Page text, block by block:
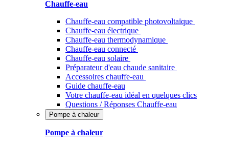
Chauffe-eau
Chauffe-eau compatible photovoltaïque
Chauffe-eau électrique
Chauffe-eau thermodynamique
Chauffe-eau connecté
Chauffe-eau solaire
Préparateur d'eau chaude sanitaire
Accessoires chauffe-eau
Guide chauffe-eau
Votre chauffe-eau idéal en quelques clics
Questions / Réponses Chauffe-eau
Pompe à chaleur
Pompe à chaleur